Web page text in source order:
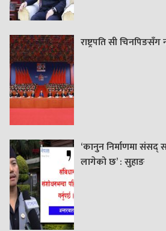
राष्ट्रपति सी
‘कानुन निर्माणमा
लागेको छ’ : सुहाङ